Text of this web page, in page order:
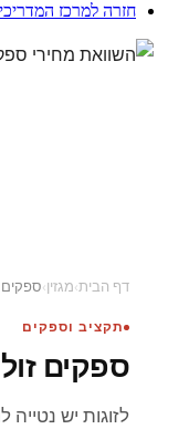
חזרה למרכז
דף הבית›מגזין›ספקים
תקציב וספקים
ספקים
לזוגות יש